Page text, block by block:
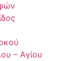
– Αγίου